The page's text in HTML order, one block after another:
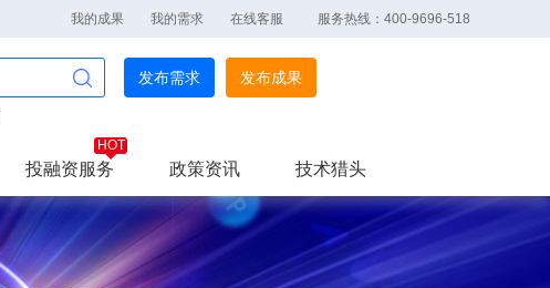
我的成果 我的需求 在线客服 服务热线：400-9696-518
发布需求 发布成果
投融资服务 政策资讯 技术猎头